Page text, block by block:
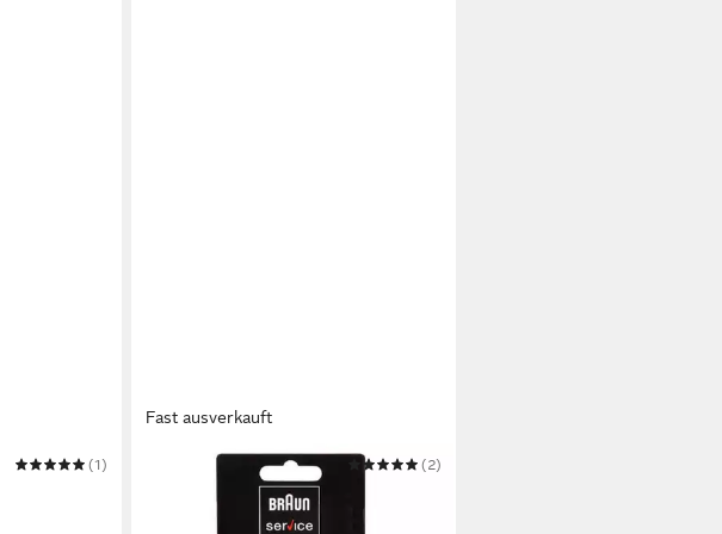
(1)
Fast ausverkauft
Ersatzscherkopf Braun Kombipack,
424, schwarz, zu Type 5419, 5424,
(2)